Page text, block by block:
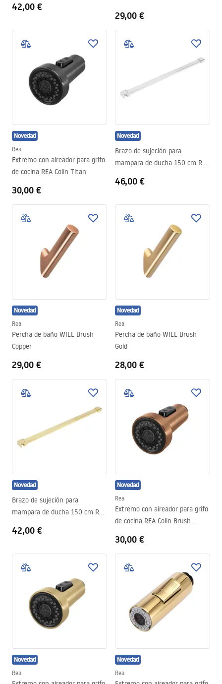
42,00 €
29,00 €
Novedad
Rea
Extremo con aireador para grifo
de cocina REA Colin Titan
30,00 €
Novedad
Brazo de sujeción para
mampara de ducha 150 cm Rea
46,00 €
Novedad
Rea
Percha de baño WILL Brush
Copper
29,00 €
Novedad
Rea
Percha de baño WILL Brush
Gold
28,00 €
Novedad
Brazo de sujeción para
mampara de ducha 150 cm Rea
42,00 €
Novedad
Rea
Extremo con aireador para grifo
de cocina REA Colin Brush
30,00 €
Novedad
Rea
Novedad
Rea